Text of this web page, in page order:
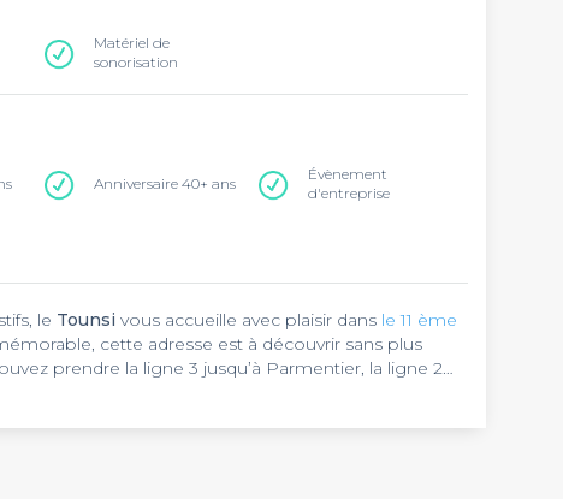
Matériel de
sonorisation
Anniversaire 40+ ans
Évènement
d'entreprise
le Tounsi vous accueille avec plaisir dans le 11 ème
cette adresse est à découvrir sans plus
prendre la ligne 3 jusqu’à Parmentier, la ligne 2
- Hôpital Saint Louis.